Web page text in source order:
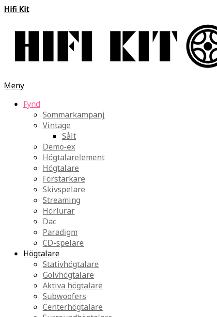
Hifi Kit
Meny
Fynd
Sommarkampanj
Vintage
Sålt
Demo-ex
Högtalarelement
Högtalare
Förstärkare
Skivspelare
Streaming
Hörlurar
Dac
Paradigm
CD-spelare
Högtalare
Stativhögtalare
Golvhögtalare
Aktiva högtalare
Subwoofers
Centerhögtalare